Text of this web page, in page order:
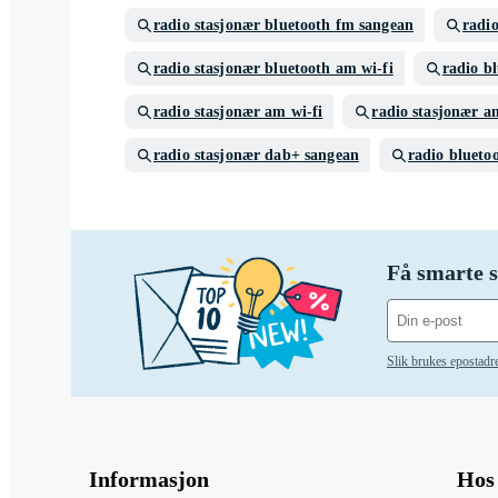
radio stasjonær bluetooth fm sangean
radio stasjonær bluetooth am wi-fi radio
radio stasjonær am wi-fi radio stasjonær
radio stasjonær dab+ sangean radio
Få smarte
Slik brukes
Informasjon